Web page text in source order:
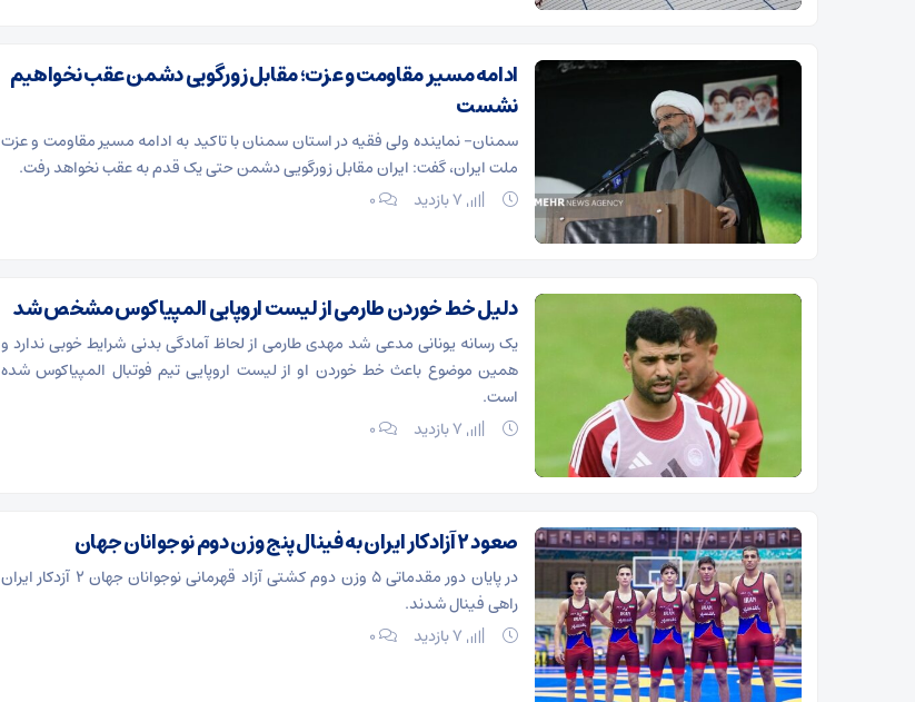
ادامه مسیر مقاومت و عزت؛ مقابل زورگویی دشمن عقب نخواهیم
نشست
سمنان- نماینده ولی فقیه در استان سمنان با تاکید به ادامه مسیر مقاومت و عزت
ملت ایران، گفت: ایران مقابل زورگویی دشمن حتی یک قدم به عقب نخواهد رفت.
۰
دلیل خط خوردن طارمی از لیست اروپایی المپیاکوس مشخص شد
یک رسانه یونانی مدعی شد مهدی طارمی از لحاظ آمادگی بدنی شرایط خوبی ندارد و
همین موضوع باعث خط خوردن او از لیست اروپایی تیم فوتبال المپیاکوس شده
است.
۰
صعود ۲ آزادکار ایران به فینال پنج وزن دوم نوجوانان جهان
در پایان دور مقدماتی ۵ وزن دوم کشتی آزاد قهرمانی نوجوانان جهان ۲ آزدکار ایران
راهی فینال شدند.
۰